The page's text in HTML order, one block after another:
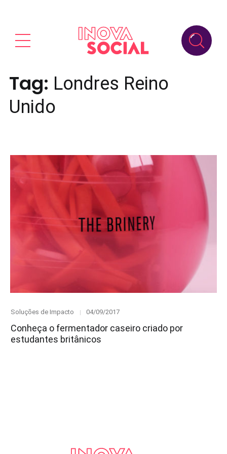
Tag: Londres Reino
Unido
Category
Soluções de Impacto
Posted
04/09/2017
Conheça o fermentador caseiro criado por
estudantes britânicos